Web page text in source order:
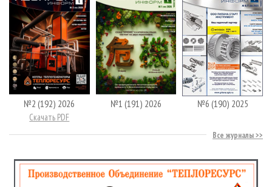
№2 (192) 2026
Скачать PDF
№1 (191) 2026 №6 (190) 2025
Все журналы